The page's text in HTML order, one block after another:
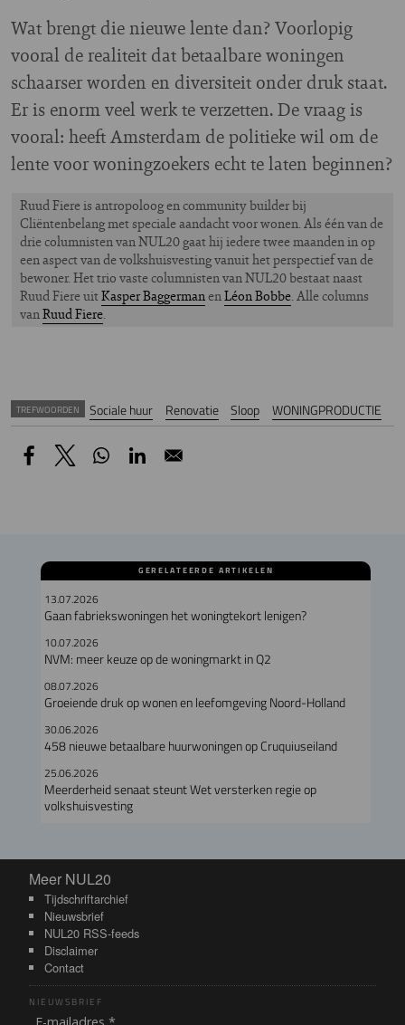
Wat brengt die nieuwe lente dan? Voorlopig
vooral de realiteit dat betaalbare woningen
schaarser worden en diversiteit onder druk staat.
Er is enorm veel werk te verzetten. De vraag is
vooral: heeft Amsterdam de politieke wil om de
lente voor woningzoekers echt te laten beginnen?
Ruud Fiere is antropoloog en community builder bij
Cliëntenbelang met speciale aandacht voor wonen. Als één van de
drie columnisten van NUL20 gaat hij iedere twee maanden in op
een aspect van de volkshuisvesting vanuit het perspectief van de
bewoner. Het trio vaste columnisten van NUL20 bestaat naast
Ruud Fiere uitKasper BaggermanenLéon Bobbe. Alle columns
vanRuud Fiere.
TREFWOORDEN Sociale huur Renovatie Sloop WONINGPRODUCTIE
GERELATEERDE ARTIKELEN
13.07.2026
Gaan fabriekswoningen het woningtekort lenigen?
10.07.2026
NVM: meer keuze op de woningmarkt in Q2
08.07.2026
Groeiende druk op wonen en leefomgeving Noord-Holland
30.06.2026
458 nieuwe betaalbare huurwoningen op Cruquiuseiland
25.06.2026
Meerderheid senaat steunt Wet versterken regie op
volkshuisvesting
Meer NUL20
Meer NUL20
Tijdschriftarchief
Nieuwsbrief
NUL20 RSS-feeds
Disclaimer
Contact
NIEUWSBRIEF